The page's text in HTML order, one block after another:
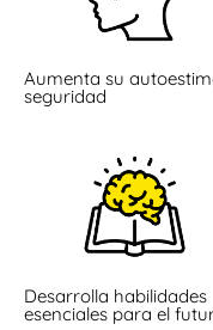
Aumenta su
seguridad
Desarrolla habilidades
esenciales para el